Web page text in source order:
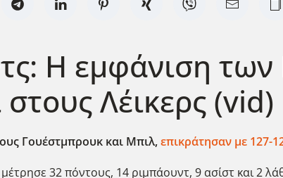
Η εμφάνιση
Λέικερς (vid)
Γουέστμπρουκ και Μπιλ,επικράτησαν με 127-
32 πόντους, 14 ριμπάουντ, 9 ασίστ και 2